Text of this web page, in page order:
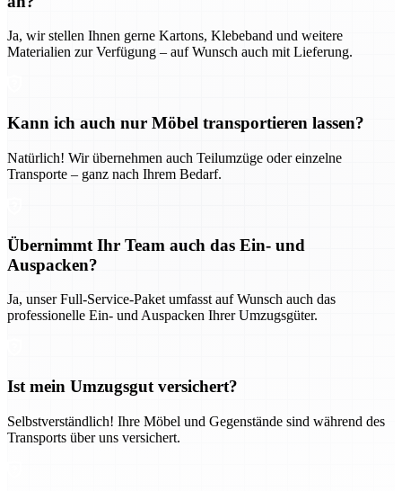
Ja, wir stellen Ihnen gerne Kartons, Klebeband und weitere
Materialien zur Verfügung – auf Wunsch auch mit Lieferung.
Kann ich auch nur Möbel transportieren lassen?
Natürlich! Wir übernehmen auch Teilumzüge oder einzelne
Transporte – ganz nach Ihrem Bedarf.
Übernimmt Ihr Team auch das Ein- und
Auspacken?
Ja, unser Full-Service-Paket umfasst auf Wunsch auch das
professionelle Ein- und Auspacken Ihrer Umzugsgüter.
Ist mein Umzugsgut versichert?
Selbstverständlich! Ihre Möbel und Gegenstände sind während des
Transports über uns versichert.